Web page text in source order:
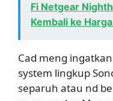
Fi Netgear
Kembali ke
Cad meng
system lingkup
separuh atau nd